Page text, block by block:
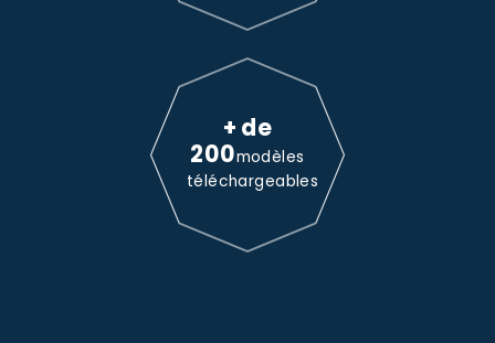
+ de
200modèles
téléchargeables